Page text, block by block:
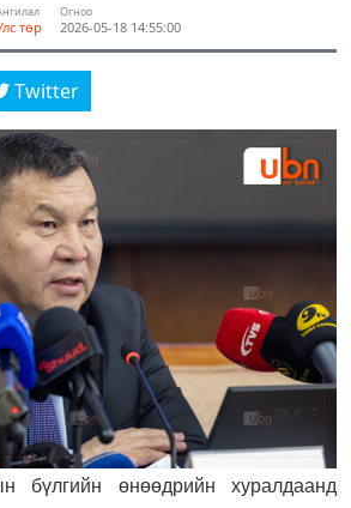
төр
Огноо
2026-05-18 14:55:00
Twitter
өнөөдрийн хуралдаанд